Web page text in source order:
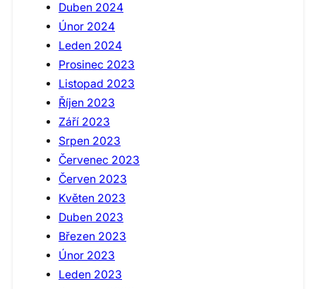
Duben 2024
Únor 2024
Leden 2024
Prosinec 2023
Listopad 2023
Říjen 2023
Září 2023
Srpen 2023
Červenec 2023
Červen 2023
Květen 2023
Duben 2023
Březen 2023
Únor 2023
Leden 2023